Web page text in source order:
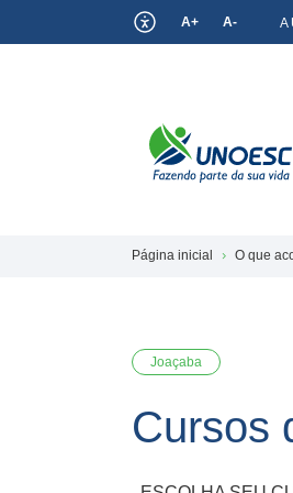
A+ A- A
Página inicial O que
Joaçaba
Cursos